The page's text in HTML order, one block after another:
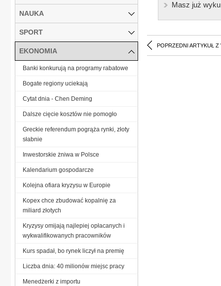
Masz już
POPRZEDNI ARTYKUŁ Z
NAUKA
SPORT
EKONOMIA
Banki konkurują na programy rabatowe
Bogate regiony uciekają
Cytat dnia - Chen Deming
Dalsze cięcie kosztów nie pomogło
Greckie referendum pogrąża rynki, złoty
słabnie
Inwestorskie żniwa w Polsce
Kalendarium gospodarcze
Kolejna ofiara kryzysu w Europie
Kopex chce zbudować kopalnię za
miliard złotych
Kryzysy omijają najlepiej opłacanych i
wykwalifikowanych pracowników
Kurs spadał, bo rynek liczył na premię
Liczba dnia: 40 milionów miejsc pracy
Menedżerki z importu